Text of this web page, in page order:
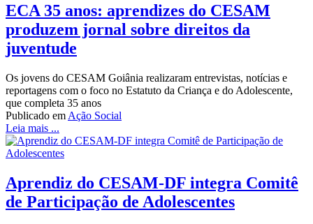
ECA 35 anos: aprendizes do CESAM
produzem jornal sobre direitos da
juventude
Os jovens do CESAM Goiânia realizaram entrevistas, notícias e
reportagens com o foco no Estatuto da Criança e do Adolescente,
que completa 35 anos
Publicado em Ação Social
Leia mais ...
Aprendiz do CESAM-DF integra Comitê
de Participação de Adolescentes